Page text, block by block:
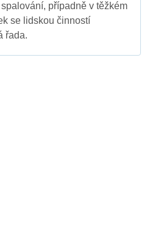
případně v těžkém
se lidskou činností
řada.